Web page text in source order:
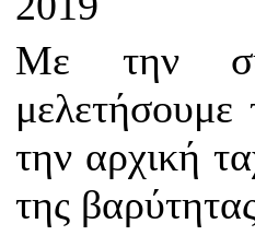
Με την
την αρχική
της